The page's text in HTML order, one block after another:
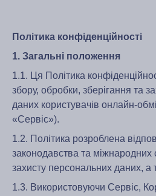
Політика конфіденційності
1. Загальні положення
1.1. Ця Політика
збору, обробки, зберігання та
даних користувачів онлайн-
«Сервіс»).
1.2. Політика розроблена
законодавства та міжнародних
захисту персональних даних, а
1.3. Використовуючи Сервіс,